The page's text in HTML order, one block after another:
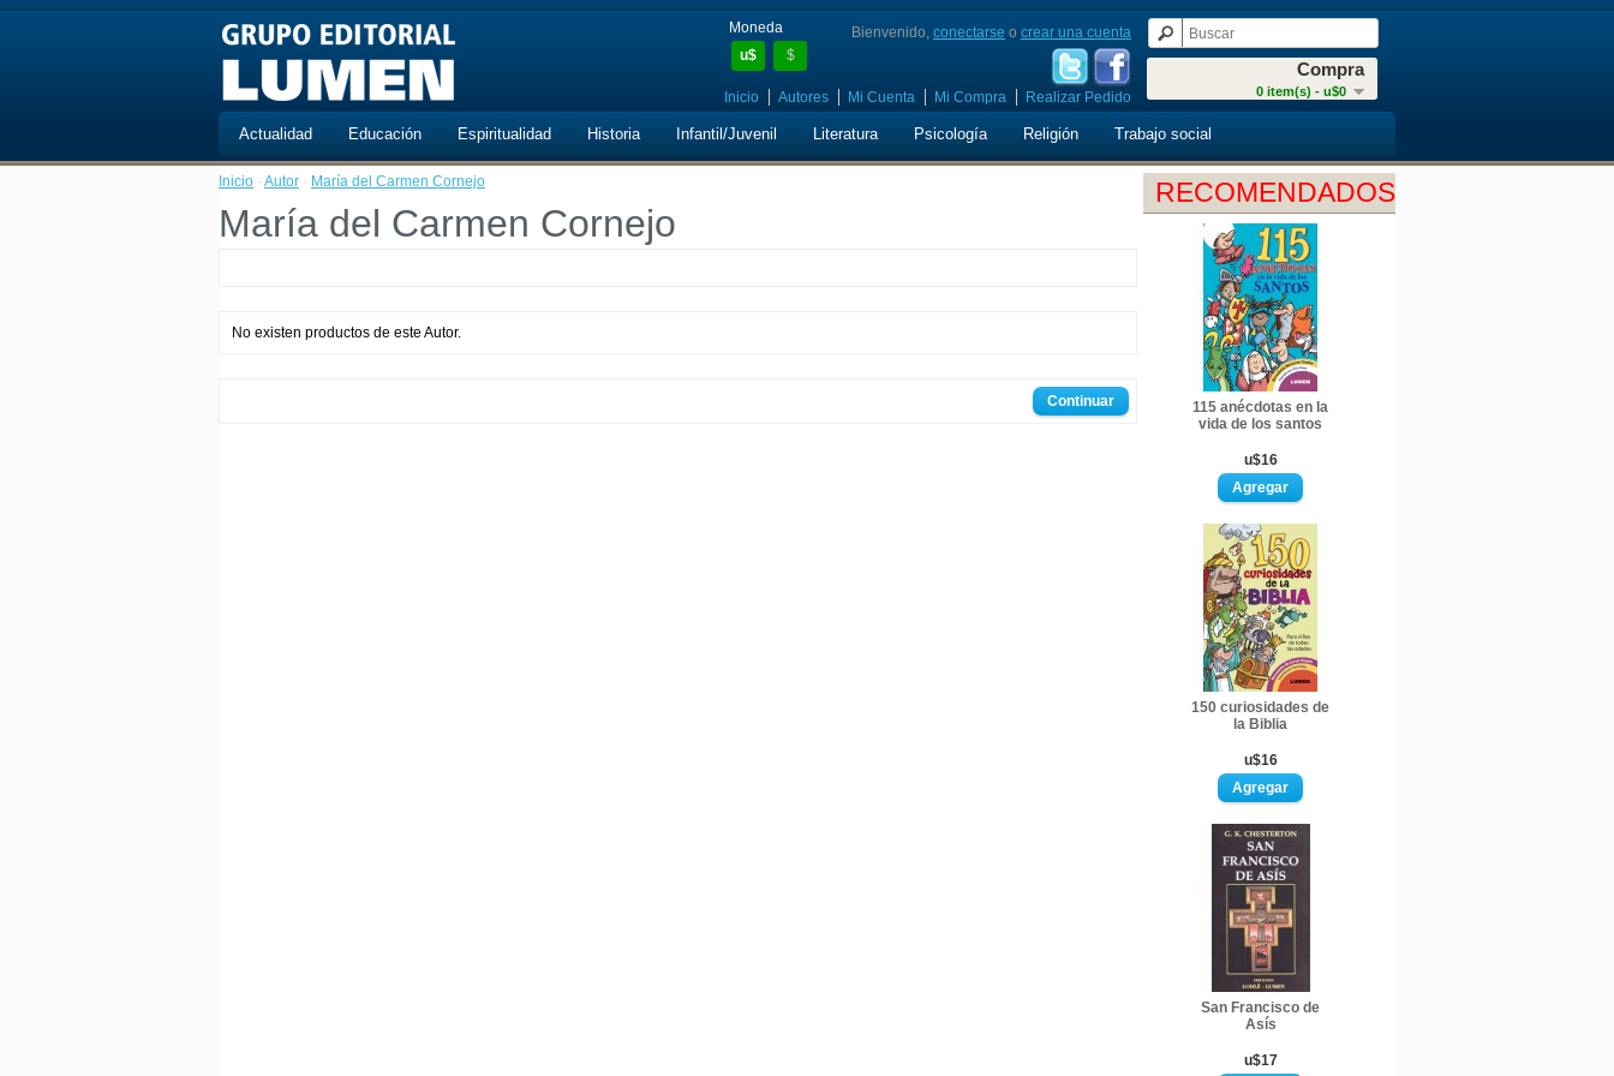
Moneda
u$
$
Compra
0 item(s) - u$0
Bienvenido, conectarse o crear una cuenta
Inicio Autores Mi Cuenta Mi Compra Realizar Pedido
Actualidad Educación Espiritualidad Historia Infantil/Juvenil Literatura Psicología Religión Trabajo social
RECOMENDADOS
115 anécdotas en la
vida de los santos
u$16
150 curiosidades de
la Biblia
u$16
San Francisco de
Asís
u$17
Inicio · Autor · María del Carmen Cornejo
María del Carmen Cornejo
No existen productos de este Autor.
Continuar